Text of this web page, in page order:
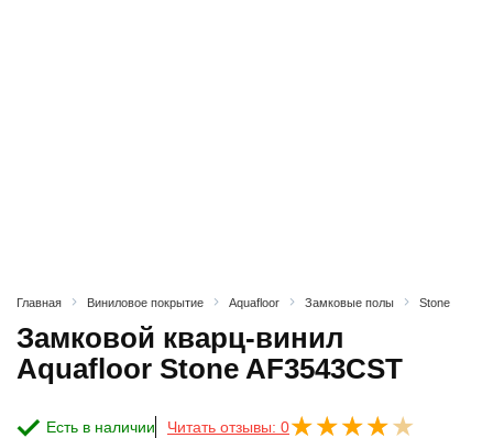
Главная Виниловое покрытие Aquafloor Замковые полы Stone
Замковой кварц-винил
Aquafloor Stone AF3543CST
Есть в наличии Читать отзывы: 0